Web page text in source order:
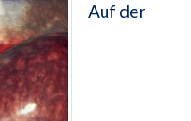
Auf der